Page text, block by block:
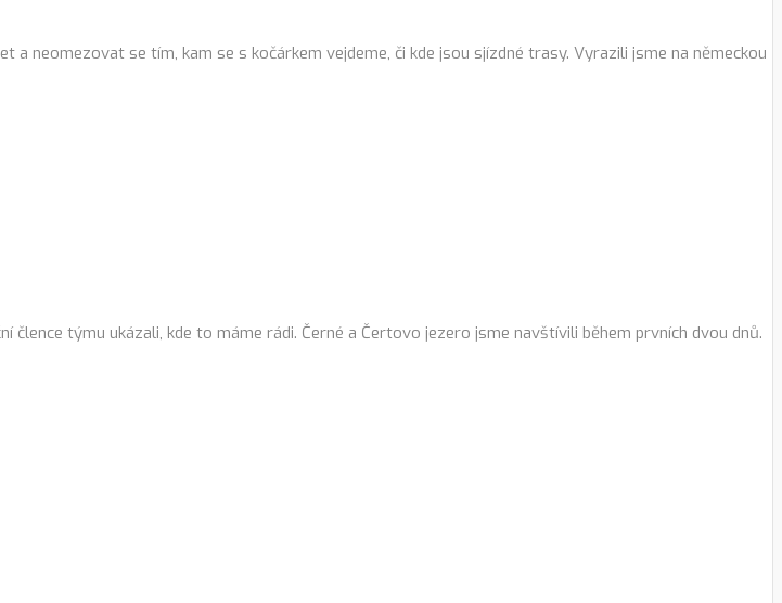
neomezovat se tím, kam se s kočárkem vejdeme, či kde jsou sjízdné trasy. Vyrazili jsme na německou
týmu ukázali, kde to máme rádi. Černé a Čertovo jezero jsme navštívili během prvních dvou dnů.